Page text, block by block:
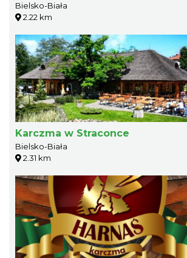
Bielsko-Biała
2.22 km
Karczma w Straconce
Bielsko-Biała
2.31 km